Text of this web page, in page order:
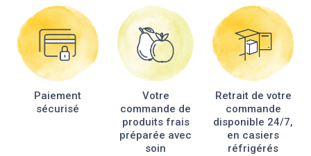
options
peuvent
être
choisies
sur
la
page
Paiement
sécurisé
Votre
commande de
produits frais
préparée avec
soin
Retrait de votre
commande
disponible 24/7,
en casiers
réfrigérés